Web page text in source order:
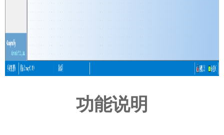
功能说明